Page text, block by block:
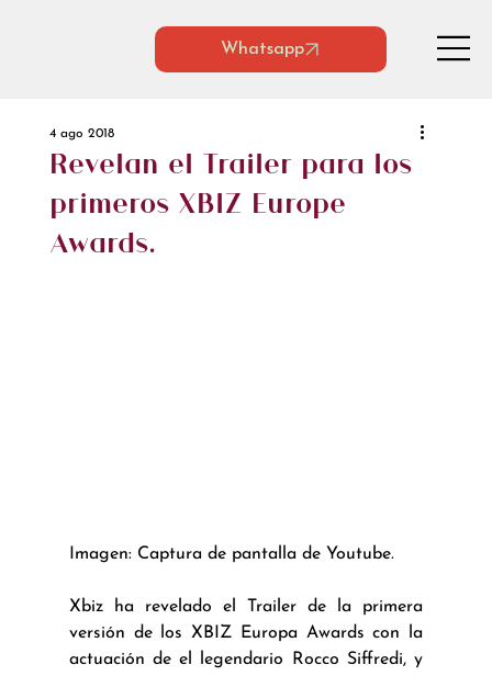
Whatsapp
Revelan el Trailer para los
primeros XBIZ Europe
Awards.
4 ago 2018
Imagen: Captura de pantalla de Youtube.
Xbiz ha revelado el Trailer de la primera
versión de los XBIZ Europa Awards con la
actuación de el legendario Rocco Siffredi, y